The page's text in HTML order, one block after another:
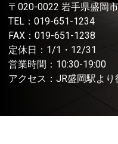
〒020-0022 岩手県盛岡
TEL： 019-651-1234
FAX：019-651-1238
定休日：1/1・12/31
営業時間：10:30-19:00
アクセス：JR盛岡駅よ